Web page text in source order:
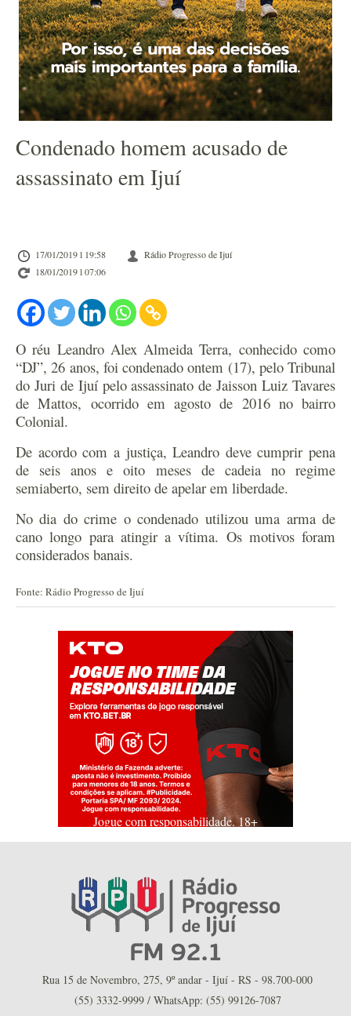
Condenado homem acusado de
assassinato em Ijuí
17/01/2019 l 19:58
Rádio Progresso de Ijuí
18/01/2019 l 07:06
O réu Leandro Alex Almeida Terra, conhecido como
“DJ”, 26 anos, foi condenado ontem (17), pelo Tribunal
do Juri de Ijuí pelo assassinato de Jaisson Luiz Tavares
de Mattos, ocorrido em agosto de 2016 no bairro
Colonial.
De acordo com a justiça, Leandro deve cumprir pena
de seis anos e oito meses de cadeia no regime
semiaberto, sem direito de apelar em liberdade.
No dia do crime o condenado utilizou uma arma de
cano longo para atingir a vítima. Os motivos foram
considerados banais.
Fonte: Rádio Progresso de Ijuí
Jogue com responsabilidade. 18+
Rua 15 de Novembro, 275, 9º andar - Ijuí - RS - 98.700-000
(55) 3332-9999 / WhatsApp: (55) 99126-7087